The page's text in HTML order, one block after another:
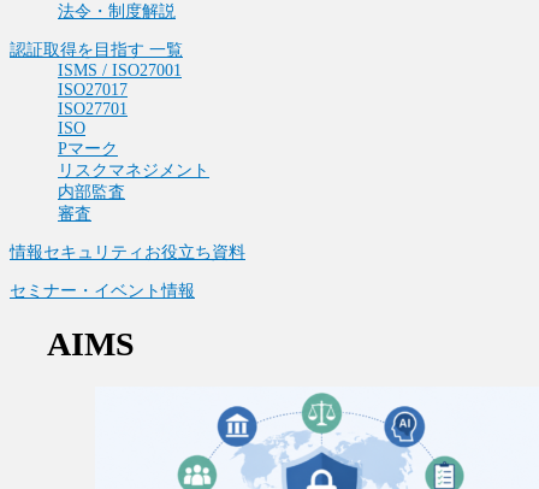
法令・制度解説
認証取得を目指す 一覧
ISMS / ISO27001
ISO27017
ISO27701
ISO
Pマーク
リスクマネジメント
内部監査
審査
情報セキュリティお役立ち資料
セミナー・イベント情報
AIMS